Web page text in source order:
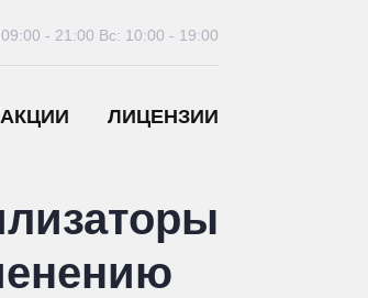
АКЦИИ ЛИЦЕНЗИИ
- 21:00 Вс: 10:00 - 19:00